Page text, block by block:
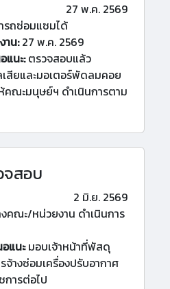
27 พ.ค. 2569
รถซ่อมแซมได้
าน:27 พ.ค. 2569
แนะ:ตรวจสอบแล้ว
สียและมอเตอร์พัดลมคอย
คณะมนุษย์ฯ ดำเนินการตาม
จสอบ
2 มิ.ย. 2569
คณะ/หน่วยงาน ดำเนินการ
แนะมอบเจ้าหน้าที่พัสดุ
จ้างซ่อมเครื่องปรับอากาศ
การต่อไป